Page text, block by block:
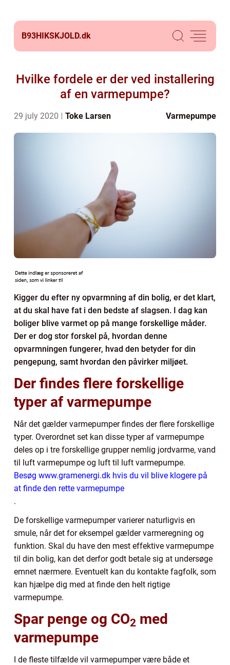
B93HIKSKJOLD.dk
Hvilke fordele er der ved installering
af en varmepumpe?
29 july 2020 Toke Larsen Varmepumpe
Kigger du efter ny opvarmning af din bolig, er det klart,
at du skal have fat i den bedste af slagsen. I dag kan
boliger blive varmet op på mange forskellige måder.
Der er dog stor forskel på, hvordan denne
opvarmningen fungerer, hvad den betyder for din
pengepung, samt hvordan den påvirker miljøet.
Der findes flere forskellige
typer af varmepumpe
Når det gælder varmepumper findes der flere forskellige
typer. Overordnet set kan disse typer af varmepumpe
deles op i tre forskellige grupper nemlig jordvarme, vand
til luft varmepumpe og luft til luft varmepumpe.
Besøg www.gramenergi.dk hvis du vil blive klogere på
at finde den rette varmepumpe
.
De forskellige varmepumper varierer naturligvis en
smule, når det for eksempel gælder varmeregning og
funktion. Skal du have den mest effektive varmepumpe
til din bolig, kan det derfor godt betale sig at undersøge
emnet nærmere. Eventuelt kan du kontakte fagfolk, som
kan hjælpe dig med at finde den helt rigtige
varmepumpe.
Spar penge og CO2 med
varmepumpe
I de fleste tilfælde vil varmepumper være både et